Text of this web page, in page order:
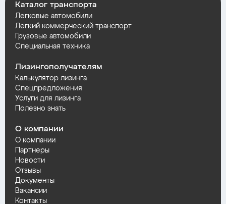
Каталог транспорта
Легковые автомобили
Легкий коммерческий транспорт
Грузовые автомобили
Специальная техника
Лизингополучателям
Калькулятор лизинга
Спецпредложения
Услуги для лизинга
Полезно знать
О компании
О компании
Партнеры
Новости
Отзывы
Документы
Вакансии
Контакты